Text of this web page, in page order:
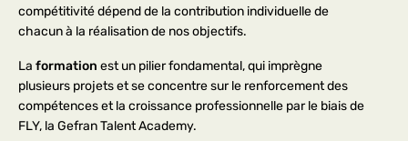
compétitivité dépend de la contribution individuelle de
chacun à la réalisation de nos objectifs.
La formation est un pilier fondamental, qui imprègne
plusieurs projets et se concentre sur le renforcement des
compétences et la croissance professionnelle par le biais de
FLY, la Gefran Talent Academy.